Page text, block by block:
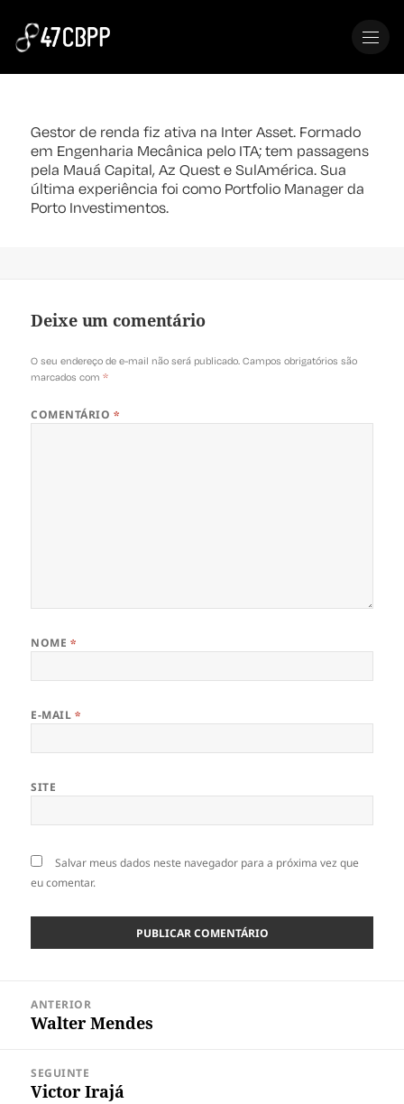
MENU
Gestor de renda fiz ativa na Inter Asset. Formado
em Engenharia Mecânica pelo ITA; tem passagens
pela Mauá Capital, Az Quest e SulAmérica. Sua
última experiência foi como Portfolio Manager da
Porto Investimentos.
Deixe um comentário
O seu endereço de e-mail não será publicado. Campos obrigatórios são
marcados com*
COMENTÁRIO *
NOME *
E-MAIL *
SITE
Salvar meus dados neste navegador para a próxima vez que
eu comentar.
ANTERIOR
Post
Walter Mendes
SEGUINTE
Próximo
Victor Irajá